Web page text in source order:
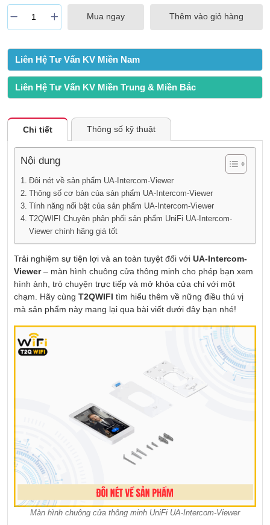
Mua ngay Thêm vào giỏ hàng
Liên Hệ Tư Vấn KV Miền Nam
Liên Hệ Tư Vấn KV Miền Trung & Miền Bắc
Chi tiết Thông số kỹ thuật
Nội dung
Đôi nét về sản phẩm UA-Intercom-Viewer
Thông số cơ bản của sản phẩm UA-Intercom-Viewer
Tính năng nổi bật của sản phẩm UA-Intercom-Viewer
T2QWIFI Chuyên phân phối sản phẩm UniFi UA-Intercom-
Viewer chính hãng giá tốt
Trải nghiệm sự tiện lợi và an toàn tuyệt đối với UA-Intercom-
Viewer– màn hình chuông cửa thông minh cho phép bạn xem
hình ảnh, trò chuyện trực tiếp và mở khóa cửa chỉ với một
chạm. Hãy cùng T2QWIFI tìm hiểu thêm về nững điều thú vị
mà sản phẩm này mang lại qua bài viết dưới đây bạn nhé!
Màn hình chuông cửa thông minh UniFi UA-Intercom-Viewer